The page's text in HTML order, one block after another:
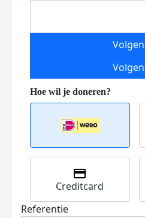
Creditcard
Referentie